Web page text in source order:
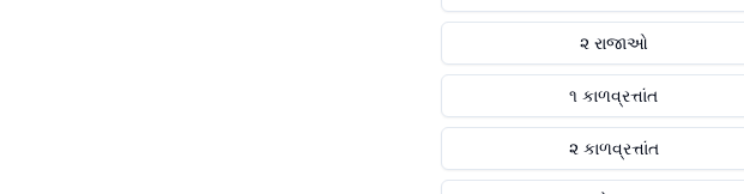
૨ રાજાઓ
૧ કાળવ્રત્તાંત
૨ કાળવ્રત્તાંત